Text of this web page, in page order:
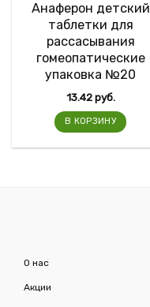
Анаферон детский
таблетки для
рассасывания
гомеопатические
упаковка №20
13.42руб.
В КОРЗИНУ
О нас
Акции